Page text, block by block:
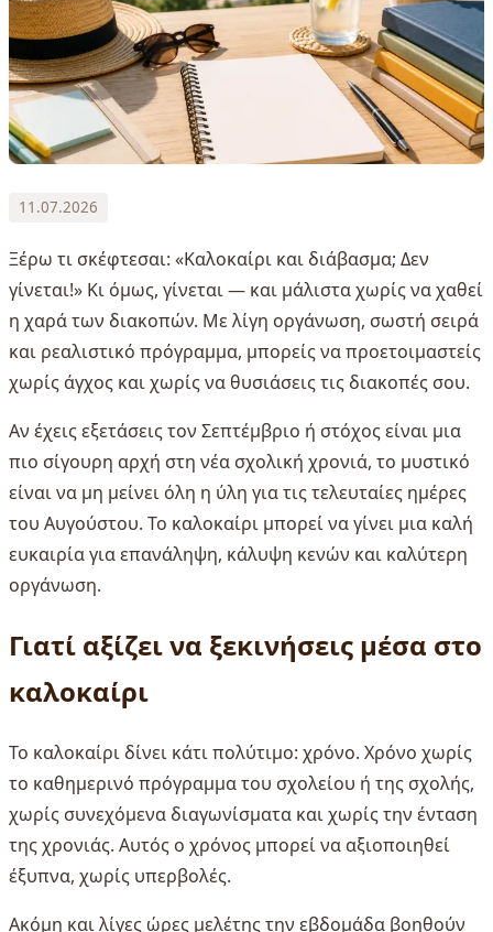
11.07.2026
Ξέρω τι σκέφτεσαι: «Καλοκαίρι και διάβασμα; Δεν
γίνεται!» Κι όμως, γίνεται — και μάλιστα χωρίς να χαθεί
η χαρά των διακοπών. Με λίγη οργάνωση, σωστή σειρά
και ρεαλιστικό πρόγραμμα, μπορείς να προετοιμαστείς
χωρίς άγχος και χωρίς να θυσιάσεις τις διακοπές σου.
Αν έχεις εξετάσεις τον Σεπτέμβριο ή στόχος είναι μια
πιο σίγουρη αρχή στη νέα σχολική χρονιά, το μυστικό
είναι να μη μείνει όλη η ύλη για τις τελευταίες ημέρες
του Αυγούστου. Το καλοκαίρι μπορεί να γίνει μια καλή
ευκαιρία για επανάληψη, κάλυψη κενών και καλύτερη
οργάνωση.
Γιατί αξίζει να ξεκινήσεις μέσα στο
καλοκαίρι
Το καλοκαίρι δίνει κάτι πολύτιμο: χρόνο. Χρόνο χωρίς
το καθημερινό πρόγραμμα του σχολείου ή της σχολής,
χωρίς συνεχόμενα διαγωνίσματα και χωρίς την ένταση
της χρονιάς. Αυτός ο χρόνος μπορεί να αξιοποιηθεί
έξυπνα, χωρίς υπερβολές.
Ακόμη και λίγες ώρες μελέτης την εβδομάδα βοηθούν